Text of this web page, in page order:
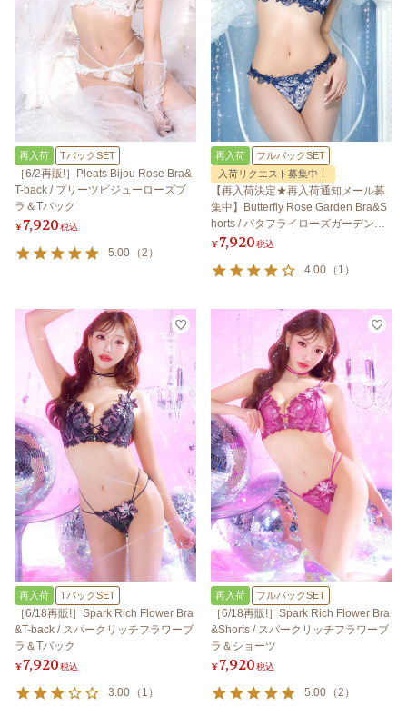
再入荷 TバックSET
［6/2再販!］Pleats Bijou Rose Bra&
T-back / プリーツビジューローズブ
ラ＆Tバック
¥7,920税込
5.00 （2 ）
再入荷
フルバックSET
入荷リクエスト募集中！
【再入荷決定★再入荷通知メール募
集中】Butterfly Rose Garden Bra&S
horts / バタフライローズガーデンブ
ラ＆ショーツ
¥7,920税込
4.00 （ 1 ）
再入荷 TバックSET
［6/18再販!］Spark Rich Flower Bra
&T-back / スパークリッチフラワーブ
ラ＆Tバック
¥7,920税込
3.00 （ 1 ）
再入荷 フルバックSET
［6/18再販!］Spark Rich Flower Bra
&Shorts / スパークリッチフラワーブ
ラ＆ショーツ
¥7,920税込
5.00 （2 ）